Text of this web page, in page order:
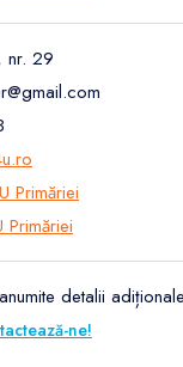
nr. 29
Primăriei
Primăriei
detalii adiționale
ne!